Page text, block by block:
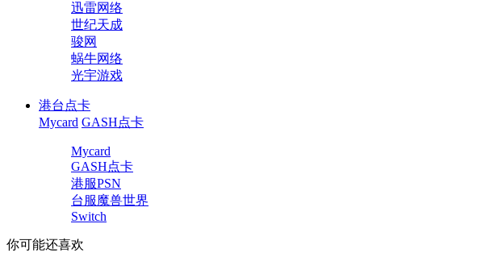
迅雷网络
世纪天成
骏网
蜗牛网络
光宇游戏
港台点卡
Mycard GASH点卡
Mycard
GASH点卡
港服PSN
台服魔兽世界
Switch
你可能还喜欢